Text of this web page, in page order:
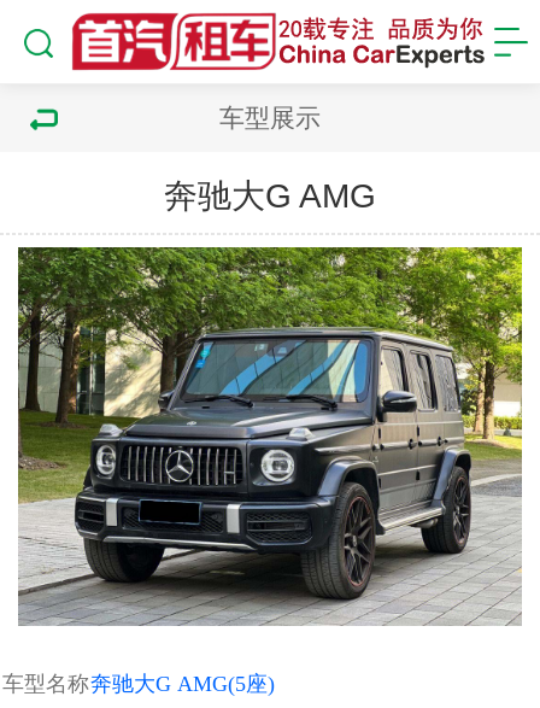
车型展示
奔驰大G AMG
车型名称奔驰大G AMG(5座)